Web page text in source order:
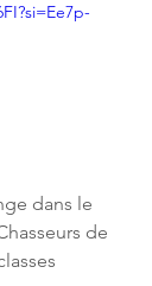
dans le
de